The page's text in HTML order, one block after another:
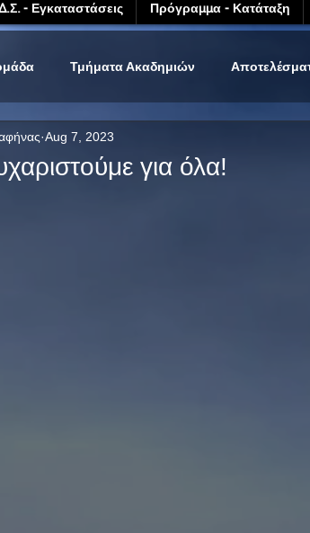
- Εγκαταστάσεις Πρόγραμμα - Κατάταξη
Τμήματα Ακαδημιών
για όλα!
Aug 7, 2023